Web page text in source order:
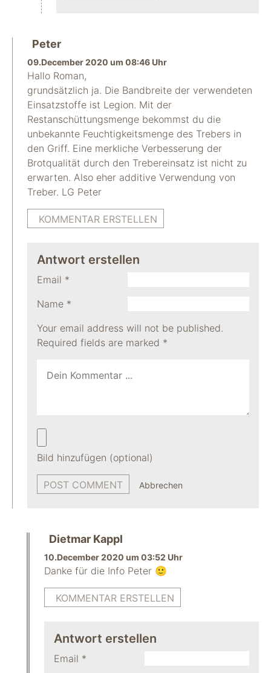
Peter
09.December 2020 um 08:46 Uhr
Hallo Roman,
grundsätzlich ja. Die Bandbreite der verwendeten
Einsatzstoffe ist Legion. Mit der
Restanschüttungsmenge bekommst du die
unbekannte Feuchtigkeitsmenge des Trebers in
den Griff. Eine merkliche Verbesserung der
Brotqualität durch den Trebereinsatz ist nicht zu
erwarten. Also eher additive Verwendung von
Treber. LG Peter
KOMMENTAR ERSTELLEN
Antwort erstellen
Your email address will not be published.
Required fields are marked *
Name *
Email *
Bild hinzufügen (optional)
Abbrechen
Dietmar Kappl
10.December 2020 um 03:52 Uhr
Danke für die Info Peter 🙂
KOMMENTAR ERSTELLEN
Antwort erstellen
Email *